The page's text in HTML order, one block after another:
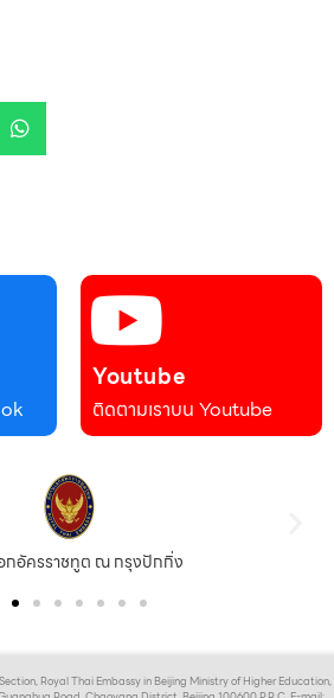
Youtube
ติดตามเราบน Youtube
กอัครราชทูต ณ กรุงปักกิ่ง
Royal Thai Embassy in Beijing Ministry of Higher Education,